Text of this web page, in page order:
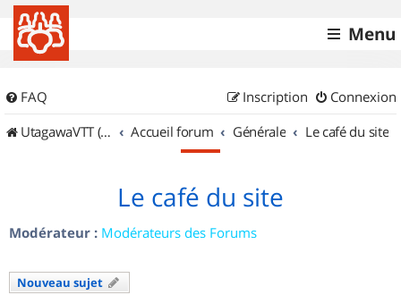
Menu
FAQ Connexion
Inscription
UtagawaVTT (Randos VTT et VTTAE avec traces GPS)
Accueil forum Générale Le café du site
Le café du site
Modérateur : Modérateurs des Forums
Nouveau sujet